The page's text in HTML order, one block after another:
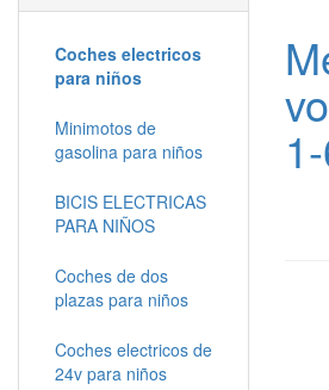
Coches electricos
para niños
Minimotos de
gasolina para niños
BICIS ELECTRICAS
PARA NIÑOS
Coches de dos
plazas para niños
Coches electricos de
24v para niños